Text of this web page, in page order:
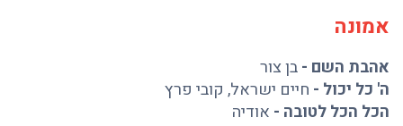
אמונה
אהבת השם -בן צור
ה' כל יכול - חיים ישראל, קובי פרץ
הכל הכל לטובה - אודיה